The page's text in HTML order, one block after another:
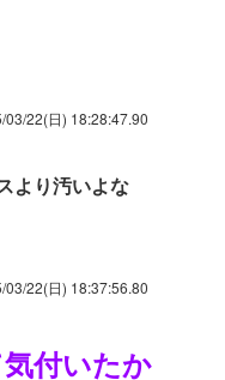
03/22(日) 18:28:47.90
より汚いよな
03/22(日) 18:37:56.80
付いたか